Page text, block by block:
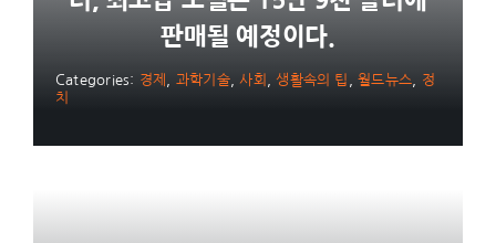
판매될 예정이다.
Categories: 경제 과학기술,사회 ,생활속의 팁 ,월드뉴스
정
치